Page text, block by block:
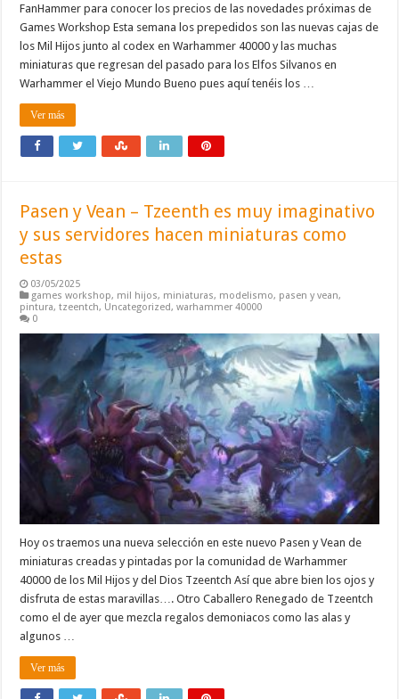
FanHammer para conocer los precios de las novedades próximas de
Games Workshop Esta semana los prepedidos son las nuevas cajas de
los Mil Hijos junto al codex en Warhammer 40000 y las muchas
miniaturas que regresan del pasado para los Elfos Silvanos en
Warhammer el Viejo Mundo Bueno pues aquí tenéis los …
Ver más
Pasen y Vean – Tzeenth es muy imaginativo
y sus servidores hacen miniaturas como
estas
03/05/2025
games workshop, mil hijos, miniaturas, modelismo, pasen y vean,
pintura,tzeentch, Uncategorized,warhammer 40000
0
Hoy os traemos una nueva selección en este nuevo Pasen y Vean de
miniaturas creadas y pintadas por la comunidad de Warhammer
40000 de los Mil Hijos y del Dios Tzeentch Así que abre bien los ojos y
disfruta de estas maravillas…. Otro Caballero Renegado de Tzeentch
como el de ayer que mezcla regalos demoniacos como las alas y
algunos …
Ver más